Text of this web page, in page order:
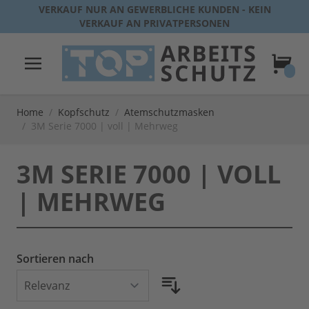
Direkt zum Inhalt
VERKAUF NUR AN GEWERBLICHE KUNDEN - KEIN
VERKAUF AN PRIVATPERSONEN
Home / Kopfschutz / Atemschutzmasken
/ 3M Serie 7000 | voll | Mehrweg
3M SERIE 7000 | VOLL
| MEHRWEG
Sortieren nach